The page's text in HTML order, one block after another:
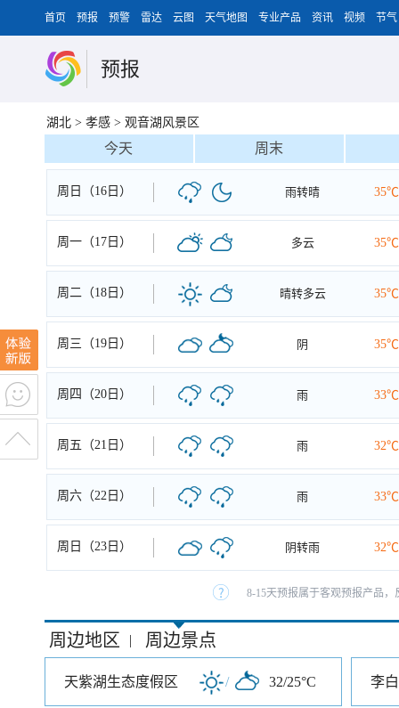
首页 预报 预警 雷达 云图 天气地图 专业产品 资讯 视频 节气
预报
湖北 > 孝感 > 观音湖风景区
今天 周末
周日（16日） 雨转晴 35℃
周一（17日） 多云 35℃
周二（18日） 晴转多云 35℃
周三（19日） 阴 35℃
周四（20日） 雨 33℃
周五（21日） 雨 32℃
周六（22日） 雨 33℃
周日（23日） 阴转雨 32℃
8-15天预报属于客观预报产品
周边地区 | 周边景点
天紫湖生态度假区 / 32/25°C 李